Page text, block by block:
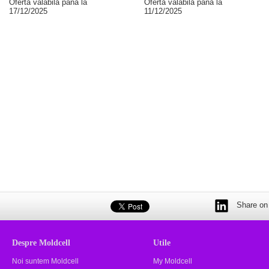
Ofertă valabilă până la
17/12/2025
Ofertă valabilă până la
11/12/2025
Share
Despre Moldcell
Noi suntem Moldcell
Utile
My Moldcell